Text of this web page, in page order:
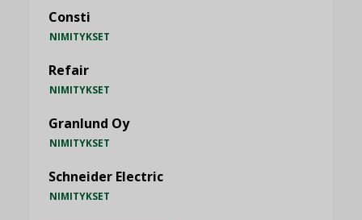
Consti
NIMITYKSET
Refair
NIMITYKSET
Granlund Oy
NIMITYKSET
Schneider Electric
NIMITYKSET